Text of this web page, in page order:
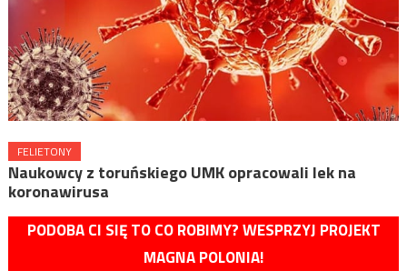
FELIETONY
Naukowcy z toruńskiego UMK opracowali lek na
koronawirusa
PODOBA CI SIĘ TO CO ROBIMY? WESPRZYJ PROJEKT
MAGNA POLONIA!